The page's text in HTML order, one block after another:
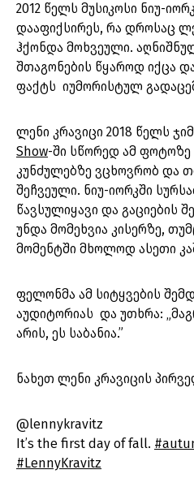
2012 წელს მუსიკოსი ნიუ-
დააფიქსირეს, რა დროსაც
ჰქონდა მოხვეული.
შთაგონების წყაროდ იქცა
ფაქტს იუმორისტულ
ლენი კრავიცი 2018 წელს
Show-ში სწორედ ამ ფოტოზე
კუნძულებზე ვცხოვრობ და
შეჩვეული. ნიუ-იორკში
წავსულიყავი და გაციების
უნდა მომეხვია კისერზე,
მომენტში მხოლოდ ასეთი
ფელონმა ამ სიტყვების
აუდიტორიას და უთხრა:
არის, ეს საბანია.”
ნახეთ ლენი კრავიცის
@lennykravitz
It’s the first day of fall.
#LennyKravitz